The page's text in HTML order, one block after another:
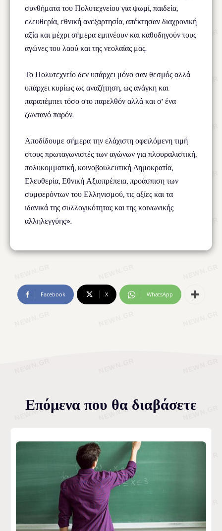
συνθήματα του Πολυτεχνείου για ψωμί, παιδεία,
ελευθερία, εθνική ανεξαρτησία, απέκτησαν διαχρονική
αξία και μέχρι σήμερα εμπνέουν και καθοδηγούν τους
αγώνες του λαού και της νεολαίας μας.
Το Πολυτεχνείο δεν υπάρχει μόνο σαν θεσμός αλλά
υπάρχει κυρίως ως αναζήτηση, ως ανάγκη και
παραπέμπει τόσο στο παρελθόν αλλά και σ’ ένα
ζωντανό παρόν.
Αποδίδουμε σήμερα την ελάχιστη οφειλόμενη τιμή
στους πρωταγωνιστές των αγώνων για πλουραλιστική,
πολυκομματική, κοινοβουλευτική Δημοκρατία,
Ελευθερία, Εθνική Αξιοπρέπεια, προάσπιση των
συμφερόντων του Ελληνισμού, τις αξίες και τα
ιδανικά της συλλογικότητας και της κοινωνικής
αλληλεγγύης».
Facebook X WhatsApp
Επόμενα που θα διαβάσετε